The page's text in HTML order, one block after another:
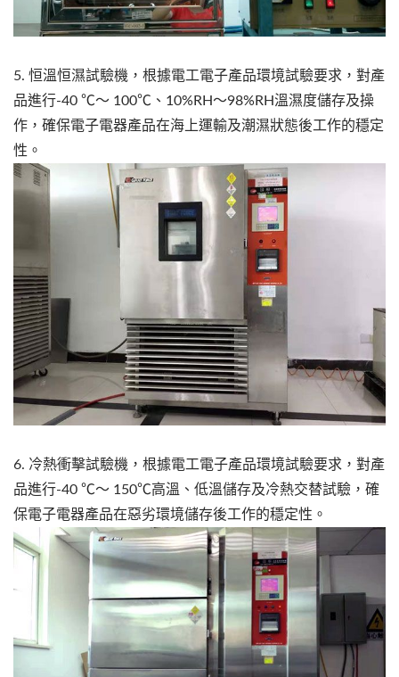
5. 恒溫恒濕試驗機，根據電工電子產品環境試驗要求，對產
品進行-40 ℃～ 100℃、10%RH～98%RH溫濕度儲存及操
作，確保電子電器產品在海上運輸及潮濕狀態後工作的穩定
性。
6. 冷熱衝擊試驗機，根據電工電子產品環境試驗要求，對產
品進行-40 ℃～ 150℃高溫、低溫儲存及冷熱交替試驗，確
保電子電器產品在惡劣環境儲存後工作的穩定性。